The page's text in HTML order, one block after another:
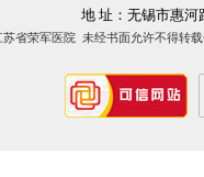
地 址：无锡市惠河
苏省荣军医院 未经书面允许不得转